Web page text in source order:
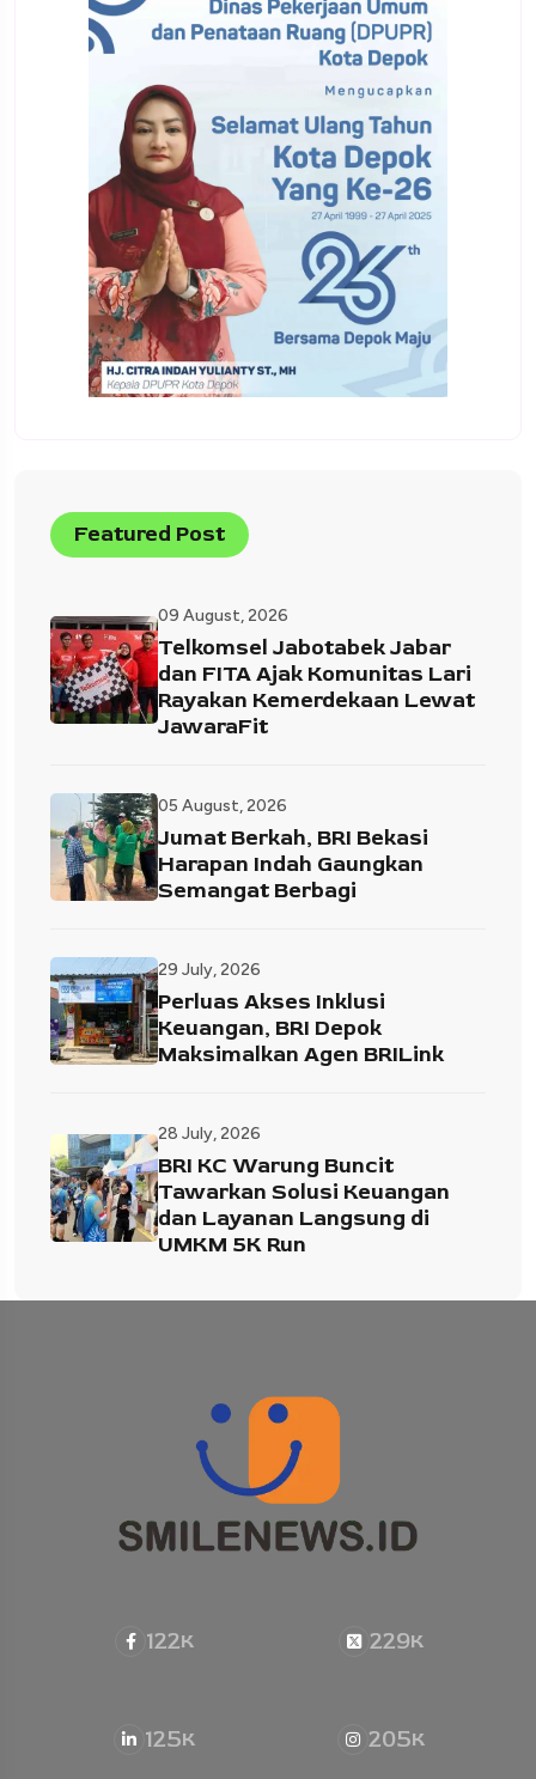
Featured Post
09 August, 2026
Telkomsel Jabotabek Jabar
dan FITA Ajak Komunitas Lari
Rayakan Kemerdekaan Lewat
JawaraFit
05 August, 2026
Jumat Berkah, BRI Bekasi
Harapan Indah Gaungkan
Semangat Berbagi
29 July, 2026
Perluas Akses Inklusi
Keuangan, BRI Depok
Maksimalkan Agen BRILink
28 July, 2026
BRI KC Warung Buncit
Tawarkan Solusi Keuangan
dan Layanan Langsung di
UMKM 5K Run
122K 229K
125K 205K